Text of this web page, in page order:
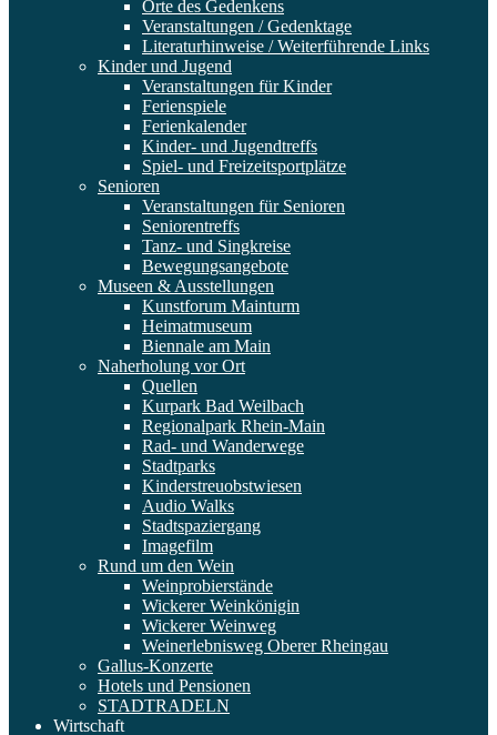
Orte des Gedenkens
Veranstaltungen / Gedenktage
Literaturhinweise / Weiterführende Links
Kinder und Jugend
Veranstaltungen für Kinder
Ferienspiele
Ferienkalender
Kinder- und Jugendtreffs
Spiel- und Freizeitsportplätze
Senioren
Veranstaltungen für Senioren
Seniorentreffs
Tanz- und Singkreise
Bewegungsangebote
Museen & Ausstellungen
Kunstforum Mainturm
Heimatmuseum
Biennale am Main
Naherholung vor Ort
Quellen
Kurpark Bad Weilbach
Regionalpark Rhein-Main
Rad- und Wanderwege
Stadtparks
Kinderstreuobstwiesen
Audio Walks
Stadtspaziergang
Imagefilm
Rund um den Wein
Weinprobierstände
Wickerer Weinkönigin
Wickerer Weinweg
Weinerlebnisweg Oberer Rheingau
Gallus-Konzerte
Hotels und Pensionen
STADTRADELN
Wirtschaft